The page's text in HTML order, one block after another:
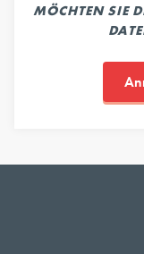
MÖCHTEN SIE